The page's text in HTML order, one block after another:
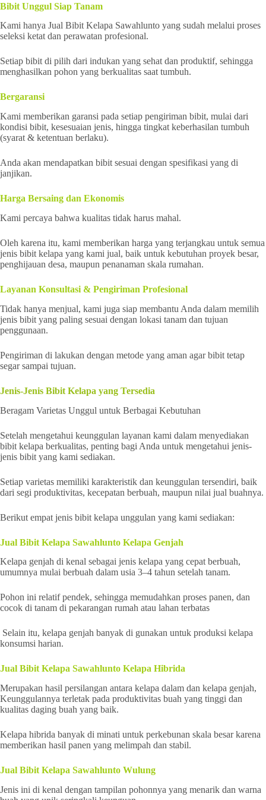
Bibit Unggul Siap Tanam
Kami hanya Jual Bibit Kelapa Sawahlunto yang sudah melalui proses
seleksi ketat dan perawatan profesional.
Setiap bibit di pilih dari indukan yang sehat dan produktif, sehingga
menghasilkan pohon yang berkualitas saat tumbuh.
Bergaransi
Kami memberikan garansi pada setiap pengiriman bibit, mulai dari
kondisi bibit, kesesuaian jenis, hingga tingkat keberhasilan tumbuh
(syarat & ketentuan berlaku).
Anda akan mendapatkan bibit sesuai dengan spesifikasi yang di
janjikan.
Harga Bersaing dan Ekonomis
Kami percaya bahwa kualitas tidak harus mahal.
Oleh karena itu, kami memberikan harga yang terjangkau untuk semua
jenis bibit kelapa yang kami jual, baik untuk kebutuhan proyek besar,
penghijauan desa, maupun penanaman skala rumahan.
Layanan Konsultasi & Pengiriman Profesional
Tidak hanya menjual, kami juga siap membantu Anda dalam memilih
jenis bibit yang paling sesuai dengan lokasi tanam dan tujuan
penggunaan.
Pengiriman di lakukan dengan metode yang aman agar bibit tetap
segar sampai tujuan.
Jenis-Jenis Bibit Kelapa yang Tersedia
Beragam Varietas Unggul untuk Berbagai Kebutuhan
Setelah mengetahui keunggulan layanan kami dalam menyediakan
bibit kelapa berkualitas, penting bagi Anda untuk mengetahui jenis-
jenis bibit yang kami sediakan.
Setiap varietas memiliki karakteristik dan keunggulan tersendiri, baik
dari segi produktivitas, kecepatan berbuah, maupun nilai jual buahnya.
Berikut empat jenis bibit kelapa unggulan yang kami sediakan:
Jual Bibit Kelapa Sawahlunto Kelapa Genjah
Kelapa genjah di kenal sebagai jenis kelapa yang cepat berbuah,
umumnya mulai berbuah dalam usia 3–4 tahun setelah tanam.
Pohon ini relatif pendek, sehingga memudahkan proses panen, dan
cocok di tanam di pekarangan rumah atau lahan terbatas
Selain itu, kelapa genjah banyak di gunakan untuk produksi kelapa
konsumsi harian.
Jual Bibit Kelapa Sawahlunto Kelapa Hibrida
Merupakan hasil persilangan antara kelapa dalam dan kelapa genjah,
Keunggulannya terletak pada produktivitas buah yang tinggi dan
kualitas daging buah yang baik.
Kelapa hibrida banyak di minati untuk perkebunan skala besar karena
memberikan hasil panen yang melimpah dan stabil.
Jual Bibit Kelapa Sawahlunto Wulung
Jenis ini di kenal dengan tampilan pohonnya yang menarik dan warna